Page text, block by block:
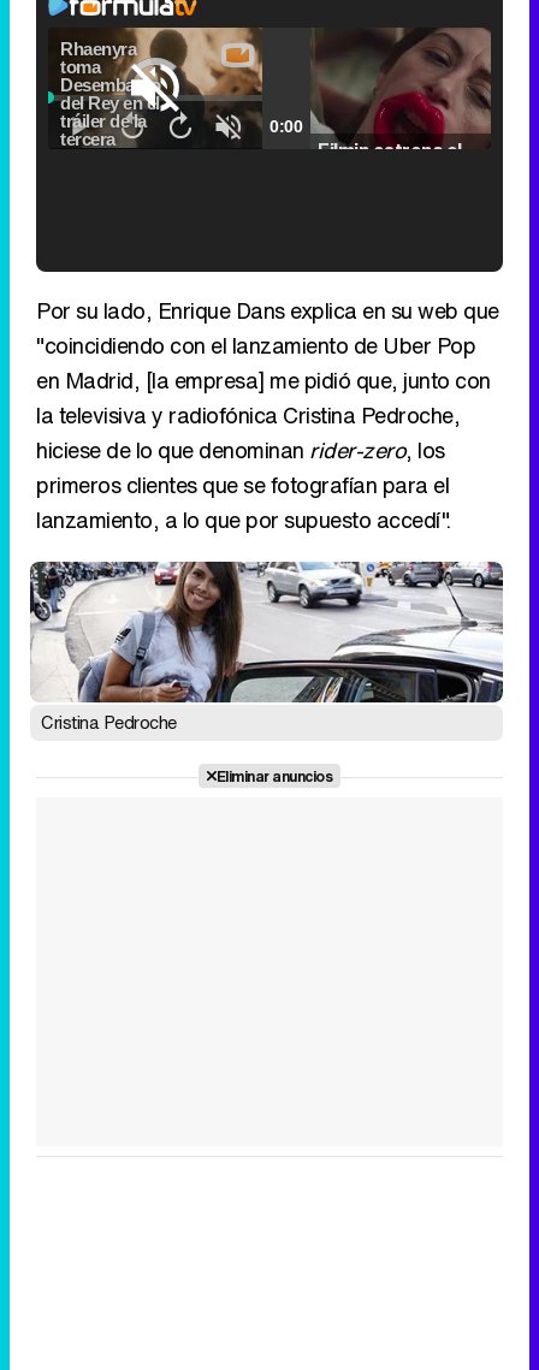
Video
Player
is
loading.
Pause
Seek
back
Seek
Unmute Current
0:00 / Duration
2:24
Loaded:
0.00%
Remaining
2:24
Fullscreen
Tráiler en catalán de 'Ravalear', la nueva serie de HBO Max sobre los fondos buitre
Tráiler de la tercera temporada de 'The Walking Dead: Dead City' de AMC+
Por su lado, Enrique Dans explica en su web que
"coincidiendo con el lanzamiento de Uber Pop
en Madrid, [la empresa] me pidió que, junto con
la televisiva y radiofónica Cristina Pedroche,
hiciese de lo que denominan rider-zero, los
primeros clientes que se fotografían para el
lanzamiento, a lo que por supuesto accedí".
Cristina Pedroche
Eliminar anuncios